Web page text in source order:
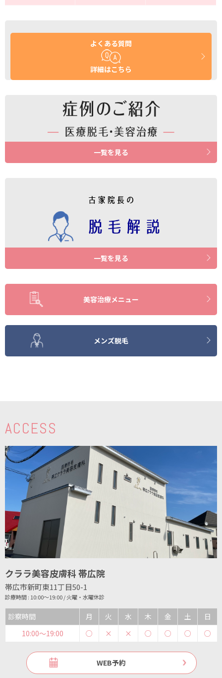
よくある質問
詳細はこちら
一覧を見る
一覧を見る
美容治療メニュー
メンズ脱毛
ACCESS
クララ美容皮膚科 帯広院
帯広市新町東11丁目50-1
診療時間 : 10:00～19:00 / 火曜・水曜休診
診察時間 月 火 水 木 金 土
日
10:00〜19:00
○ × × ○ ○ ○ ○
WEB予約